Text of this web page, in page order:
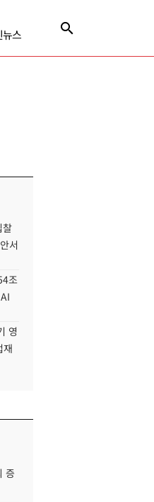
뉴스
찰
서
조
영
재
증